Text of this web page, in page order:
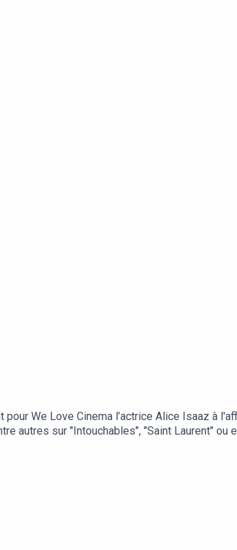
We Love Cinema l’actrice Alice Isaaz à
autres sur "Intouchables", "Saint Laurent" ou
Love Cinema sur : We Love CinemaApple
sur welovecinema.bnpparibas We Love